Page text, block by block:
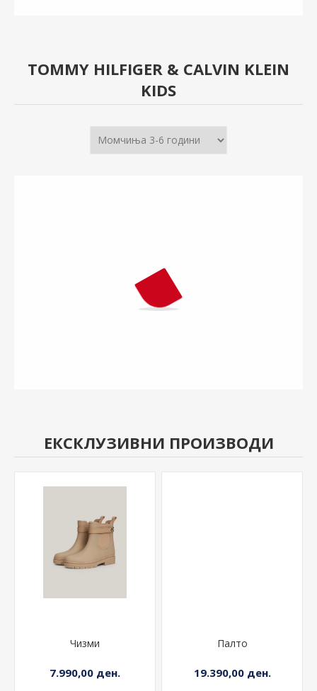
TOMMY HILFIGER & CALVIN KLEIN
KIDS
ЕКСКЛУЗИВНИ ПРОИЗВОДИ
Чизми
7.990,00 ден.
Палто
19.390,00 ден.